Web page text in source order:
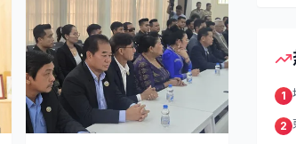
1
2